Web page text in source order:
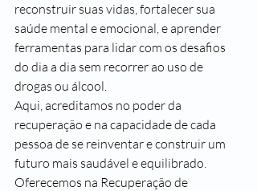
reconstruir suas vidas, fortalecer sua
saúde mental e emocional, e aprender
ferramentas para lidar com os desafios
do dia a dia sem recorrer ao uso de
drogas ou álcool.
Aqui, acreditamos no poder da
recuperação e na capacidade de cada
pessoa de se reinventar e construir um
futuro mais saudável e equilibrado.
Oferecemos na Recuperação de